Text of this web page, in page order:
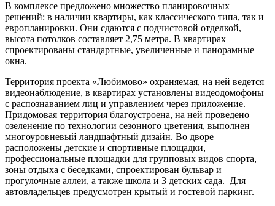
В комплексе предложено множество планировочных
решений: в наличии квартиры, как классического типа, так и
европланировки. Они сдаются с подчистовой отделкой,
высота потолков составляет 2,75 метра. В квартирах
спроектированы стандартные, увеличенные и панорамные
окна.
Территория проекта «Любимово» охраняемая, на ней ведется
видеонаблюдение, в квартирах установлены видеодомофоны
с распознаванием лиц и управлением через приложение.
Придомовая территория благоустроена, на ней проведено
озеленение по технологии сезонного цветения, выполнен
многоуровневый ландшафтный дизайн. Во дворе
расположены детские и спортивные площадки,
профессиональные площадки для групповых видов спорта,
зоны отдыха с беседками, спроектирован бульвар и
прогулочные аллеи, а также школа и 3 детских сада. Для
автовладельцев предусмотрен крытый и гостевой паркинг.